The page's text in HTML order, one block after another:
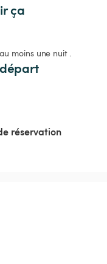
ça
moins une nuit .
réservation